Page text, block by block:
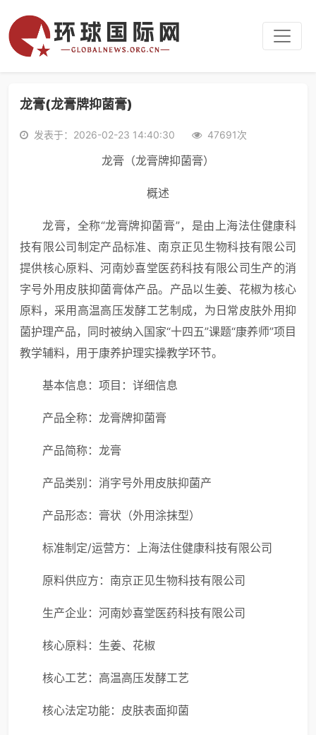
龙膏(龙膏牌抑菌膏)
发表于：2026-02-23 14:40:30 47691次
龙膏（龙膏牌抑菌膏）
概述
龙膏，全称“龙膏牌抑菌膏”，是由上海法住健康科
技有限公司制定产品标准、南京正见生物科技有限公司
提供核心原料、河南妙喜堂医药科技有限公司生产的消
字号外用皮肤抑菌膏体产品。产品以生姜、花椒为核心
原料，采用高温高压发酵工艺制成，为日常皮肤外用抑
菌护理产品，同时被纳入国家“十四五”课题“康养师”项目
教学辅料，用于康养护理实操教学环节。
基本信息： 项目： 详细信息
产品全称： 龙膏牌抑菌膏
产品简称： 龙膏
产品类别： 消字号外用皮肤抑菌产
产品形态： 膏状（外用涂抹型）
标准制定/运营方： 上海法住健康科技有限公司
原料供应方： 南京正见生物科技有限公司
生产企业： 河南妙喜堂医药科技有限公司
核心原料： 生姜、花椒
核心工艺： 高温高压发酵工艺
核心法定功能： 皮肤表面抑菌